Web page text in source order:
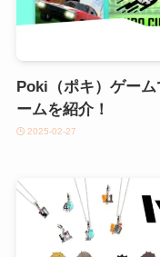
Poki（ポキ）ゲー
ームを紹介！
2025-02-27